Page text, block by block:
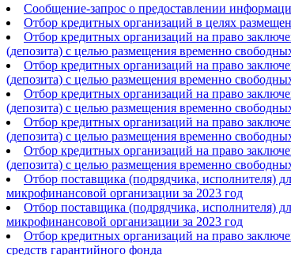
Сообщение-запрос о предоставлении
Отбор кредитных организаций в целях
Отбор кредитных организаций на право
(депозита) с целью размещения временно
Отбор кредитных организаций на право
(депозита) с целью размещения временно
Отбор кредитных организаций на право
(депозита) с целью размещения временно
Отбор кредитных организаций на право
(депозита) с целью размещения временно
Отбор кредитных организаций на право
(депозита) с целью размещения временно
Отбор поставщика (подрядчика, исполнителя)
микрофинансовой организации за 2023 год
Отбор поставщика (подрядчика, исполнителя)
микрофинансовой организации за 2023 год
Отбор кредитных организаций на право
средств гарантийного фонда